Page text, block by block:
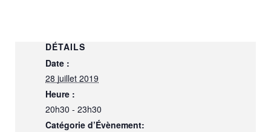
DÉTAILS
Date :
28 juillet 2019
Heure :
20h30 - 23h30
Catégorie d’Évènement: